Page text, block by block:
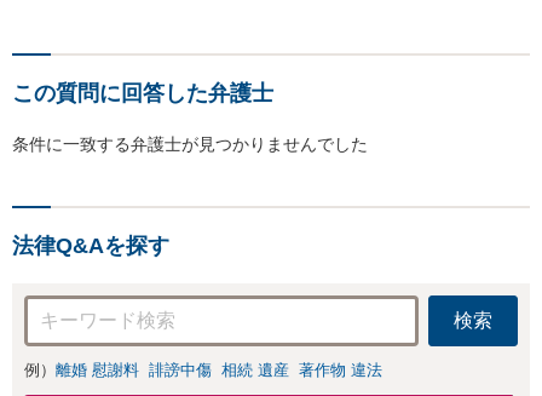
この質問に回答した弁護士
条件に一致する弁護士が見つかりませんでした
法律Q&Aを探す
検索
例） 離婚 慰謝料 誹謗中傷 相続 遺産 著作物 違法